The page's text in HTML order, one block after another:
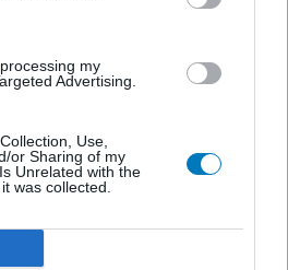
my
Advertising.
Use,
or Sharing of my
Unrelated with the
was collected.